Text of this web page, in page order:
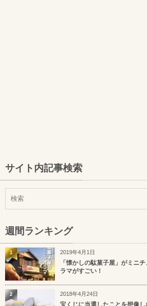
サイト内記事検索
週間ランキング
2019年4月1日
「懐かしの駄菓子屋」がミニ
ラマがすごい！
1
2018年4月24日
2